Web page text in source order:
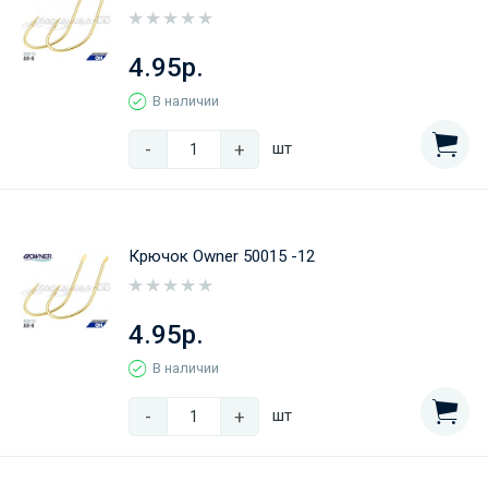
4.95р.
В наличии
- + шт
Крючок Owner 50015 -12
4.95р.
В наличии
- + шт